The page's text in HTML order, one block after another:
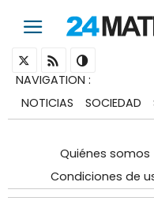
NAVIGATION :
NOTICIAS
SOCIEDAD
Quiénes somos
Condiciones de